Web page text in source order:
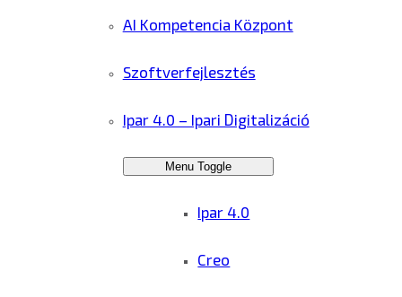
AI Kompetencia Központ
Szoftverfejlesztés
Ipar 4.0 – Ipari Digitalizáció
Menu Toggle
Ipar 4.0
Creo